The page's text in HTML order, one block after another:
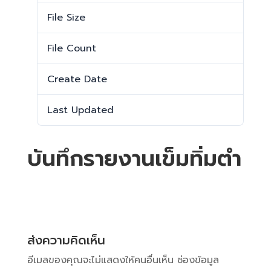
File Size
File Count
Create Date
Last Updated
บันทึกรายงานเข็มทิ่มตำ
ส่งความคิดเห็น
อีเมลของคุณจะไม่แสดงให้คนอื่นเห็น ช่องข้อมูล